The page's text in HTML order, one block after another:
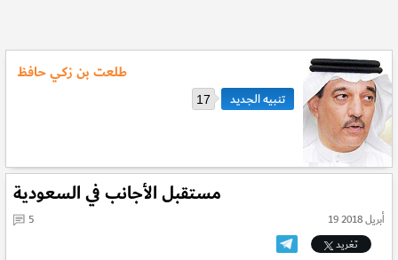
طلعت بن زكي حافظ
17
مستقبل الأجانب في السعودية
19 أبريل 2018
5
تغريد